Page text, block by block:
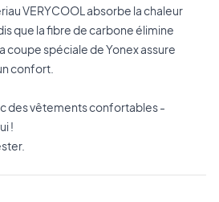
VERYCOOL absorbe la chaleur
que la fibre de carbone élimine
coupe spéciale de Yonex assure
confort.
des vêtements confortables -
!